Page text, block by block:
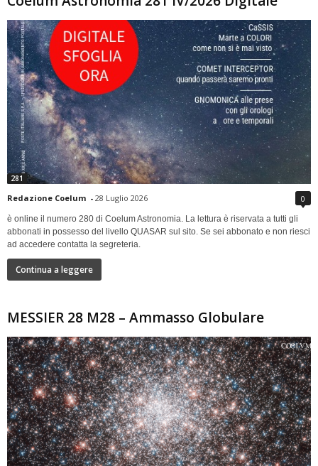
281
Redazione Coelum - 28 Luglio 2026 0
è online il numero 280 di Coelum Astronomia. La lettura è riservata a tutti gli
abbonati in possesso del livello QUASAR sul sito. Se sei abbonato e non riesci
ad accedere contatta la segreteria.
Continua a leggere
MESSIER 28 M28 – Ammasso Globulare